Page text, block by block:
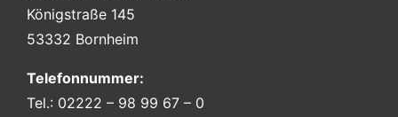
Königstraße 145
53332 Bornheim
Telefonnummer:
Tel.: 02222 – 98 99 67 – 0